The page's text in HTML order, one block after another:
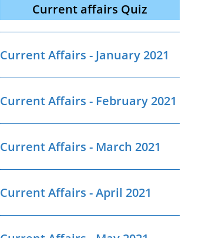
Current affairs Quiz
Current Affairs - January 2021
Current Affairs - February 2021
Current Affairs - March 2021
Current Affairs - April 2021